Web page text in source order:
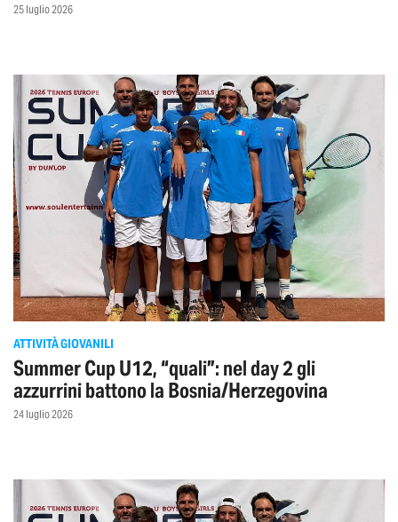
25 luglio 2026
ATTIVITÀ GIOVANILI
Summer Cup U12, “quali”: nel day 2 gli
azzurrini battono la Bosnia/Herzegovina
24 luglio 2026